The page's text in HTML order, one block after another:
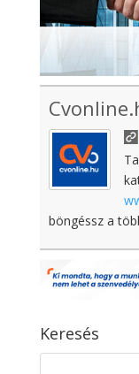
böngéssz a
Keresés